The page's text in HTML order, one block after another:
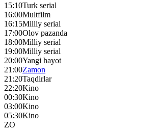
15:10Turk serial
16:00Multfilm
16:15Milliy serial
17:00Olov pazanda
18:00Milliy serial
19:00Milliy serial
20:00Yangi hayot
21:00Zamon
21:20Taqdirlar
22:20Kino
00:30Kino
03:00Kino
05:30Kino
ZO